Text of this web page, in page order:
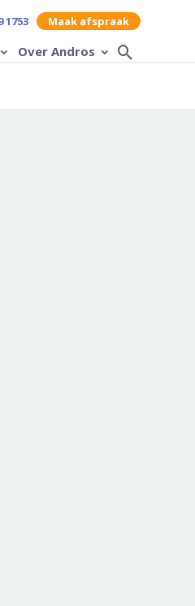
1753 Maak afspraak
Over Andros